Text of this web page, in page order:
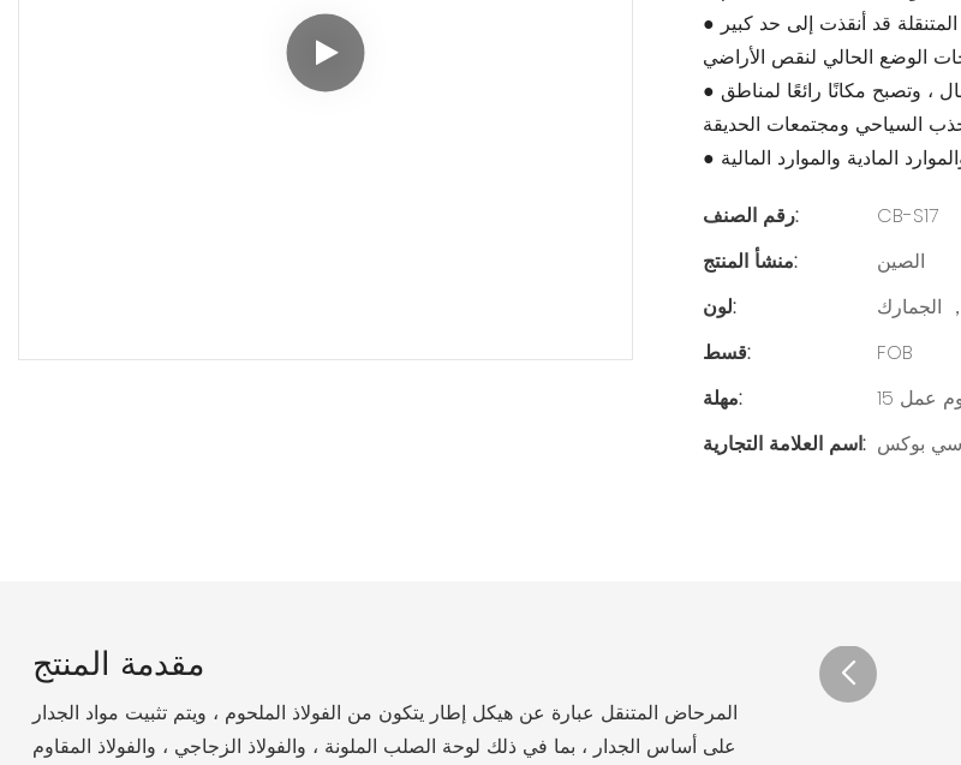
● مساحة الأرضية صغيرة. بالمقارنة مع المراحيض التقليدية ، فإن المراحيض المتنقلة قد أنقذت إلى حد كبير
● جميلة وسخية ، على أساس ضمان التطبيق العملي ، والانتباه إلى أهمية الجمال ، وتصبح مكانًا رائعًا لمناطق
رقم الصنف:
CB-S17
منشأ المنتج:
الصين
لون:
الجمارك
قسط:
FOB
مهلة:
يوم عمل
اسم العلامة التجارية: سي بوكس
مقدمة المنتج
المرحاض المتنقل عبارة عن هيكل إطار يتكون من الفولاذ الملحوم ، ويتم تثبيت مواد الجدار
على أساس الجدار ، بما في ذلك لوحة الصلب الملونة ، والفولاذ الزجاجي ، والفولاذ المقاوم